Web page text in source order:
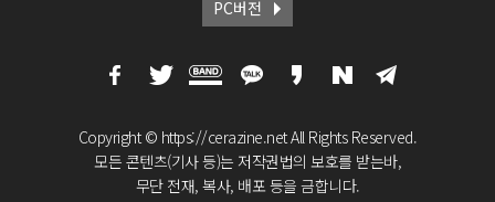
PC버전
Copyright © https://cerazine.net All Rights Reserved.
모든 콘텐츠(기사 등)는 저작권법의 보호를 받는바,
무단 전재, 복사, 배포 등을 금합니다.